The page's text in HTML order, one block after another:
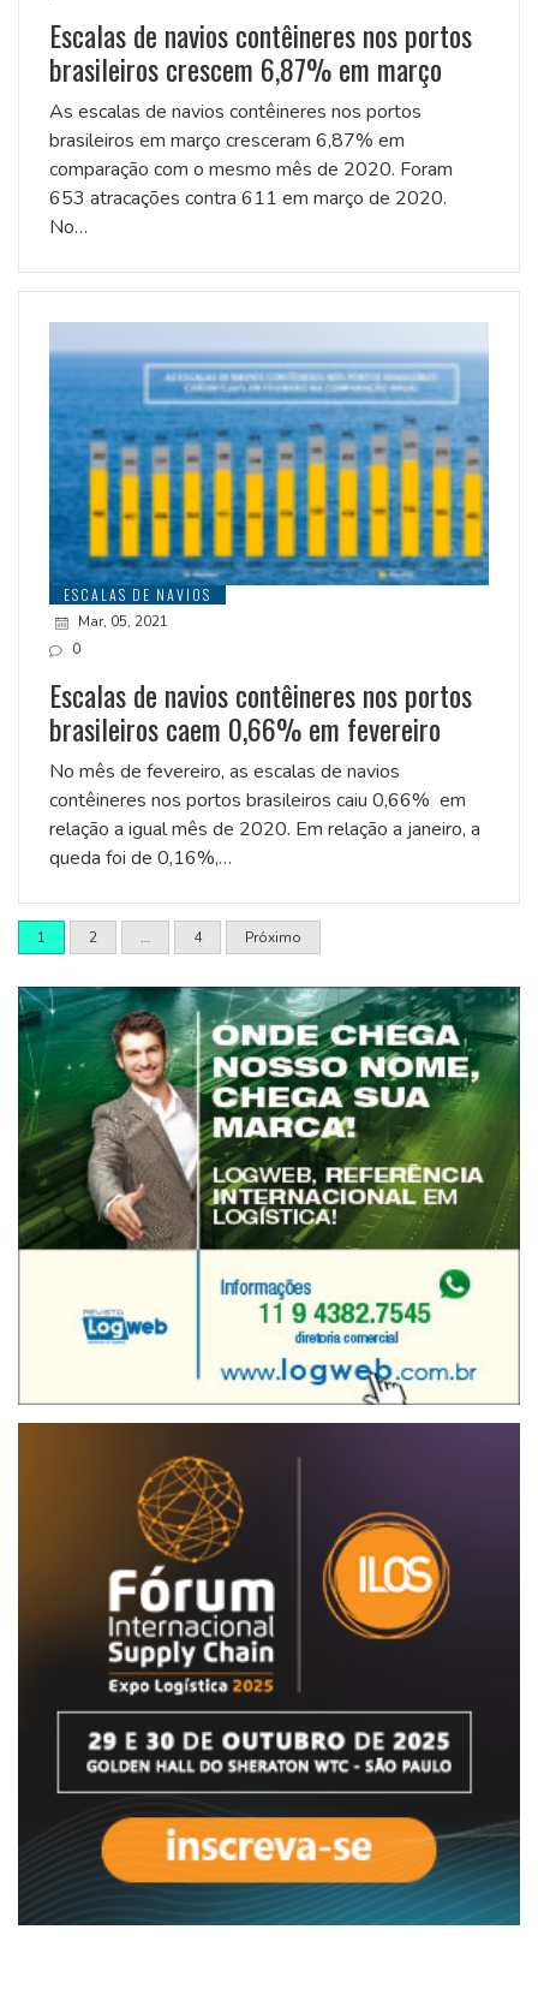
Escalas de navios contêineres nos portos
brasileiros crescem 6,87% em março
As escalas de navios contêineres nos portos
brasileiros em março cresceram 6,87% em
comparação com o mesmo mês de 2020. Foram
653 atracações contra 611 em março de 2020.
No…
ESCALAS DE NAVIOS
Mar, 05, 2021
0
Escalas de navios contêineres nos portos
brasileiros caem 0,66% em fevereiro
No mês de fevereiro, as escalas de navios
contêineres nos portos brasileiros caiu 0,66% em
relação a igual mês de 2020. Em relação a janeiro, a
queda foi de 0,16%,…
1 2 … 4 Próximo